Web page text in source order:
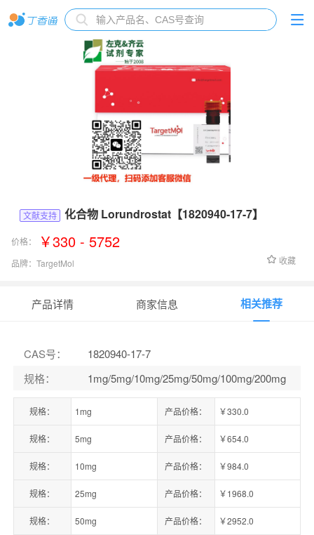
文献支持 化合物 Lorundrostat【1820940-17-7】
价格： ￥330 - 5752
品牌： TargetMol 收藏
产品详情 商家信息 相关推荐
CAS号：
1820940-17-7
规格： 1mg/5mg/10mg/25mg/50mg/100mg/200mg
规格： 1mg 产品价格： ￥330.0
规格： 5mg 产品价格： ￥654.0
规格： 10mg 产品价格： ￥984.0
规格： 25mg 产品价格： ￥1968.0
规格： 50mg 产品价格： ￥2952.0